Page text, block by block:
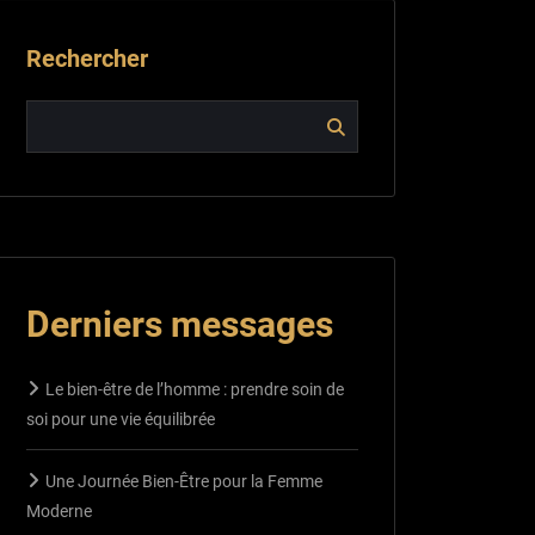
Rechercher
Derniers messages
Le bien-être de l’homme : prendre soin de
soi pour une vie équilibrée
Une Journée Bien-Être pour la Femme
Moderne